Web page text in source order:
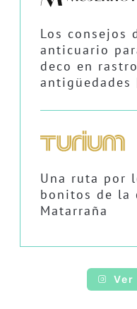
Los consejos
anticuario
deco en
antigüedades
Una ruta por
bonitos de la
Matarraña
Ver